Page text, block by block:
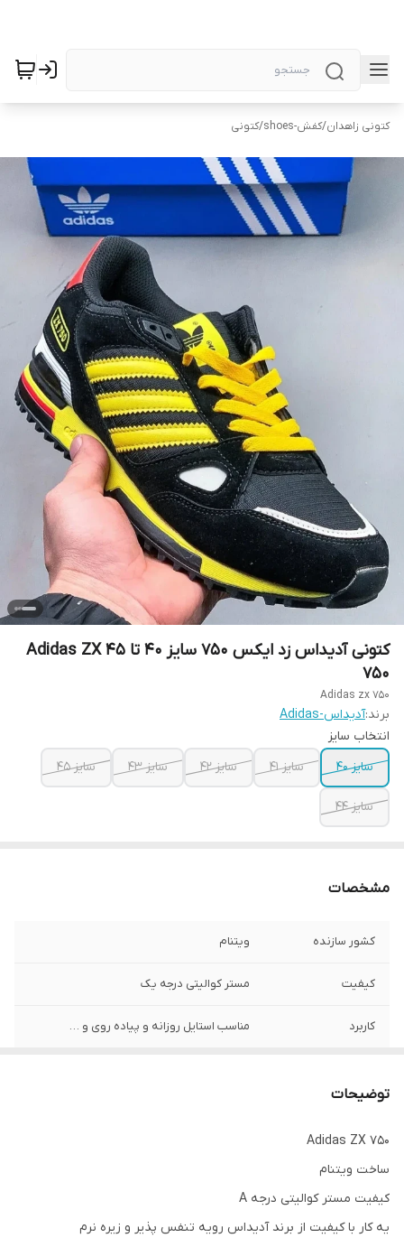
کتونی زاهدان/کفش-shoes /کتونی
کتونی آدیداس زد ایکس 750 سایز ۴۰ تا ۴۵ Adidas ZX
750
Adidas zx 750
برند:آدیداس-Adidas
انتخاب سایز
سایز ۴۰
سایز ۴۱ سایز ۴۲ سایز ۴۳ سایز ۴۵
سایز ۴۴
مشخصات
کشور سازنده ویتنام
کیفیت مستر کوالیتی درجه یک
کاربرد مناسب استایل روزانه و پیاده روی و …
فروش
توضیحات
Adidas ZX 750
ساخت ویتنام
کیفیت مستر کوالیتی درجه A
یه کار با کیفیت از برند آدیداس رویه تنفس پذیر و زیره نرم